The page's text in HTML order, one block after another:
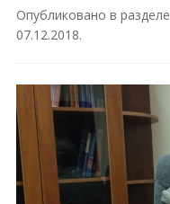
Опубликовано в разделе
07.12.2018.